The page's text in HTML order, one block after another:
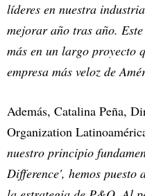
líderes en nuestra
mejorar año tras año.
más en un largo proyecto
empresa más veloz de
Además, Catalina Peña,
Organization
nuestro principio
Difference', hemos puesto